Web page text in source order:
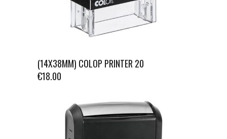
(14X38MM) COLOP PRINTER 20
€18.00